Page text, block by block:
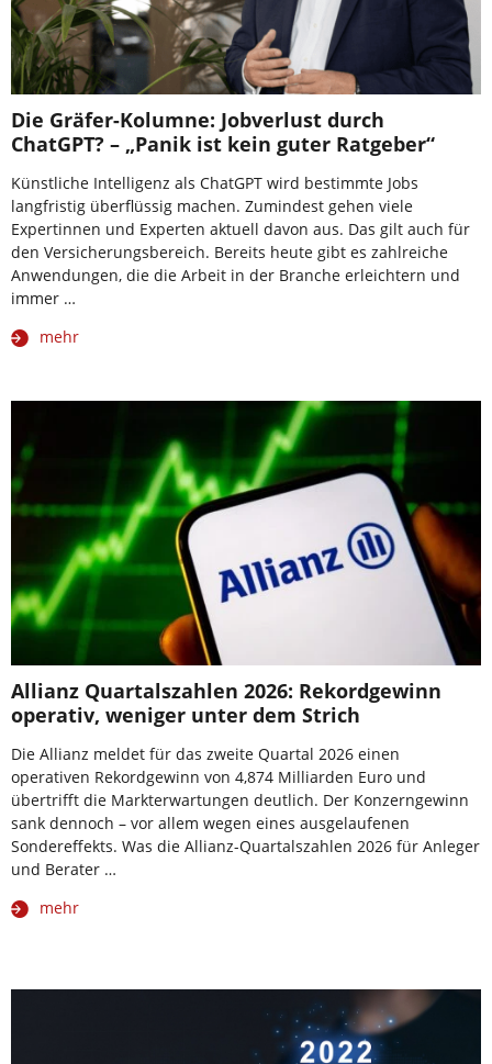
Die Gräfer-Kolumne: Jobverlust durch
ChatGPT? – „Panik ist kein guter Ratgeber“
Künstliche Intelligenz als ChatGPT wird bestimmte Jobs
langfristig überflüssig machen. Zumindest gehen viele
Expertinnen und Experten aktuell davon aus. Das gilt auch für
den Versicherungsbereich. Bereits heute gibt es zahlreiche
Anwendungen, die die Arbeit in der Branche erleichtern und
immer …
mehr
Allianz Quartalszahlen 2026: Rekordgewinn
operativ, weniger unter dem Strich
Die Allianz meldet für das zweite Quartal 2026 einen
operativen Rekordgewinn von 4,874 Milliarden Euro und
übertrifft die Markterwartungen deutlich. Der Konzerngewinn
sank dennoch – vor allem wegen eines ausgelaufenen
Sondereffekts. Was die Allianz-Quartalszahlen 2026 für Anleger
und Berater …
mehr